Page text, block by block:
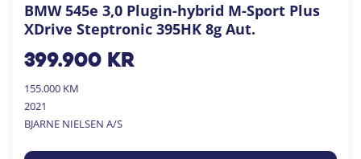
BMW 545e 3,0 Plugin-hybrid M-Sport Plus
XDrive Steptronic 395HK 8g Aut.
399.900kr
155.000 KM
2021
BJARNE NIELSEN A/S